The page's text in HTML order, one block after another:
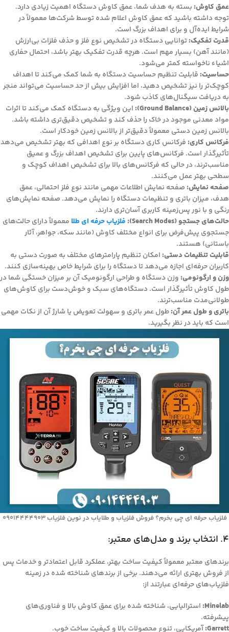
عمق کاوش: بسته به هدف شما، عمق کاوش دستگاه اهمیت زیادی دارد.
توجه داشته باشید که عمق کاوش اعلام شده توسط شرکت‌ها معمولاً در
شرایط ایده‌آل و برای اهداف بزرگ است.
قدرت تفکیک:توانایی دستگاه در تشخیص نوع فلز و حذف فلزات بی‌ارزش
(مانند آهن) بسیار مهم است. هرچه قدرت تفکیک بهتر باشد، احتمال حفاری
اشیاء ناخواسته کمتر می‌شود.
حساسیت: قابلیت تنظیم حساسیت دستگاه به شما کمک می‌کند تا اهداف
کوچک‌تر را نیز تشخیص دهید، اما افزایش بیش از حد حساسیت می‌تواند منجر
به دریافت سیگنال‌های کاذب شود.
بالانس زمین (Ground Balance):
این ویژگی به دستگاه کمک می‌کند تا اثرات
مواد معدنی موجود در خاک را حذف کند و تشخیص دقیق‌تری داشته باشد.
بالانس زمین دستی معمولاً دقیق‌تر از بالانس زمین خودکار است.
فرکانس کاری: فرکانس کاری دستگاه بر نوع اهدافی که بهتر تشخیص می‌دهد
تأثیرگذار است. فرکانس‌های پایین برای تشخیص اهداف بزرگ و عمیق
مناسب‌ترند، در حالی که فرکانس‌های بالا برای تشخیص اهداف کوچک و
سطحی بهتر عمل می‌کنند.
صفحه نمایش: صفحه نمایش اطلاعات مهمی مانند نوع فلز احتمالی، عمق
هدف، میزان باتری و تنظیمات دستگاه را نمایش می‌دهد. صفحه نمایش‌های
رنگی و با نور پس‌زمینه کاربری آسان‌تری دارند.
حالت‌های جستجو (Search Modes):
فلزیاب حرفه ای طلا معمولاً دارای حالت‌های
جستجوی پیش‌فرض برای انواع مختلف کاوش (مانند سکه، جواهر، آثار
باستانی) هستند.
قابلیت تنظیمات دستی: امکان تنظیم پارامترهای مختلف به صورت دستی به
کاربران حرفه‌ای اجازه می‌دهد تا دستگاه را برای شرایط خاص بهینه‌سازی کنند.
وزن و ارگونومی: وزن دستگاه و طراحی ارگونومیک آن بر میزان خستگی شما در
طول کاوش تأثیرگذار است. دستگاه‌های سبک و خوش‌دست برای کاوش‌های
طولانی‌مدت مناسب‌ترند.
باتری و طول عمر آن:طول عمر باتری و سهولت تعویض یا شارژ آن از نکات مهمی
است که باید در نظر بگیرید.
فلزیاب حرفه‌ ای چی بخرم؟ فروش فلزیاب و طلایاب در نوین فلزیاب 09014444903
4. انتخاب برند و مدل‌های معتبر:
برندهای معتبر معمولاً کیفیت ساخت بهتر، عملکرد قابل اعتمادتر و خدمات پس
از فروش بهتری ارائه می‌دهند. برخی از برندهای شناخته شده در زمینه
فلزیاب‌های حرفه‌ای عبارتند از:
Minelab: استرالیایی، شناخته شده برای عمق کاوش بالا و فناوری‌های
پیشرفته.
Garrett: آمریکایی، تنوع محصولات بالا و کیفیت ساخت خوب.